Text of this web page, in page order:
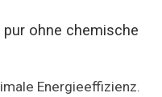
ohne chemische
Energieeffizienz.